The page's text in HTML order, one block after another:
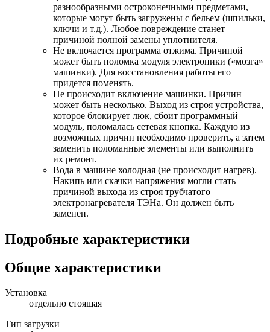
разнообразными остроконечными предметами,
которые могут быть загружены с бельем (шпильки,
ключи и т.д.). Любое повреждение станет
причиной полной замены уплотнителя.
Не включается программа отжима. Причиной
может быть поломка модуля электроники («мозга»
машинки). Для восстановления работы его
придется поменять.
Не происходит включение машинки. Причин
может быть несколько. Выход из строя устройства,
которое блокирует люк, сбоит программный
модуль, поломалась сетевая кнопка. Каждую из
возможных причин необходимо проверить, а затем
заменить поломанные элементы или выполнить
их ремонт.
Вода в машине холодная (не происходит нагрев).
Накипь или скачки напряжения могли стать
причиной выхода из строя трубчатого
электронагревателя ТЭНа. Он должен быть
заменен.
Подробные характеристики
Общие характеристики
Установка
отдельно стоящая
Тип загрузки